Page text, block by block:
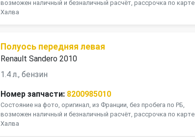
возможен наличный и безналичный расчёт, рассрочка по карте
Халва
Полуось передняя левая
Renault Sandero 2010
1.4 л., бензин
Номер запчасти: 8200985010
Состояние на фото, оригинал, из Франции, без пробега по РБ,
возможен наличный и безналичный расчёт, рассрочка по карте
Халва